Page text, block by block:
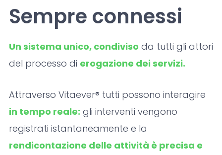
Sempre connessi
Un sistema unico, condiviso da tutti gli attori
del processo di erogazione dei servizi.
Attraverso Vitaever® tutti possono interagire
in tempo reale: gli interventi vengono
registrati istantaneamente e la
rendicontazione delle attività è precisa e